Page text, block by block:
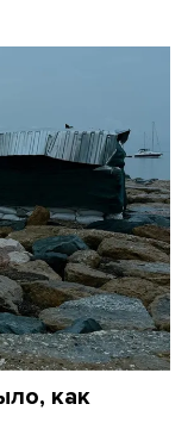
как